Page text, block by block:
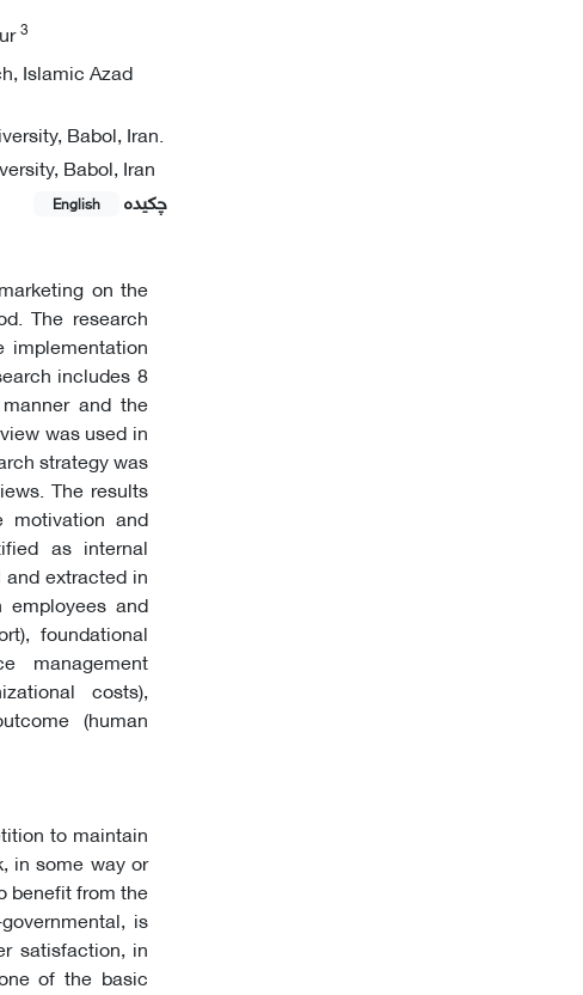
3
Islamic Azad
Babol, Iran.
Babol, Iran
چکیده
English
on the
The research
includes 8
and the
was used in
strategy was
The results
and
as internal
extracted in
and
foundational
management
costs),
(human
to maintain
in some way or
benefit from the
is
satisfaction, in
of the basic